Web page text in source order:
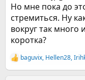
Но мне пока до
стремиться. Ну
вокруг так много
коротка?
Р
е
baguvix, Hellen28,